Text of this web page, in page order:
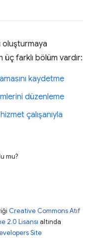
oluşturmaya
farklı bölüm vardır:
kaydetme
düzenleme
çalışanıyla
mu?
Creative Commons Atıf
2.0 Lisansı altında
Site